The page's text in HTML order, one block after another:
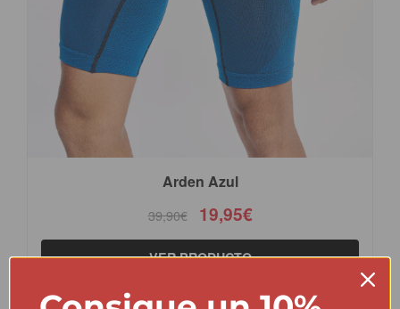
Arden Azul
39,90€ 19,95€
VER PRODUCTO